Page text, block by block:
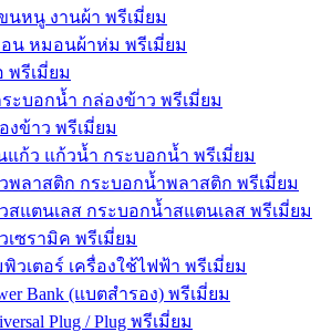
นหนู งานผ้า พรีเมี่ยม
น หมอนผ้าห่ม พรีเมี่ยม
พรีเมี่ยม
ะบอกน้ำ กล่องข้าว พรีเมี่ยม
งข้าว พรีเมี่ยม
แก้ว แก้วน้ำ กระบอกน้ำ พรีเมี่ยม
พลาสติก กระบอกน้ำพลาสติก พรีเมี่ยม
สแตนเลส กระบอกน้ำสแตนเลส พรีเมี่ยม
เซรามิค พรีเมี่ยม
วเตอร์ เครื่องใช้ไฟฟ้า พรีเมี่ยม
Bank (แบตสำรอง) พรีเมี่ยม
Plug / Plug พรีเมี่ยม